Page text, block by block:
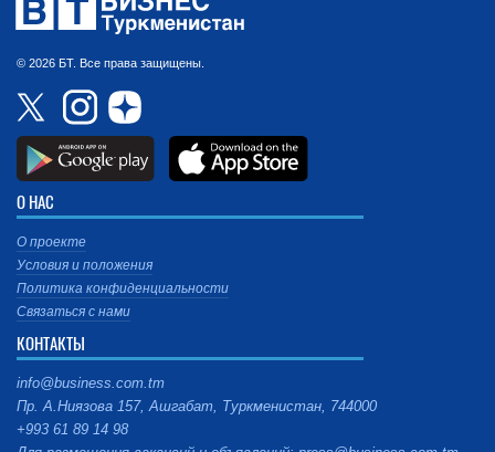
© 2026 БТ. Все права защищены.
О НАС
О проекте
Условия и положения
Политика конфиденциальности
Связаться с нами
КОНТАКТЫ
info@business.com.tm
Пр. А.Ниязова 157, Ашгабат, Туркменистан, 744000
+993 61 89 14 98